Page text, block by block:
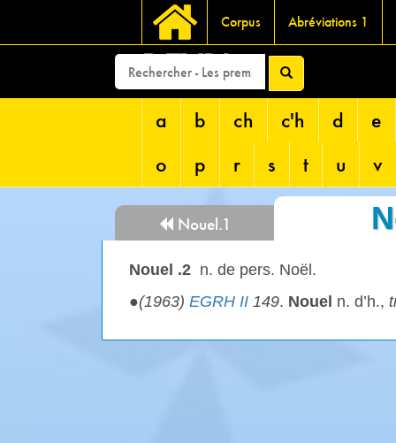
Corpus Abréviations 1
DEVRI
a b ch c'h d
e
o
p r s t u v
Nouel.1
Nouel .2 n. de pers. Noël.
●(1963) EGRH II 149. Nouel n. d’h.,